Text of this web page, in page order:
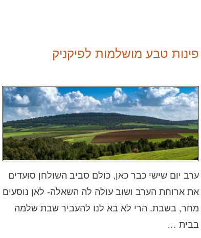
פינות טבע מושלמות לפיקניק
ערב יום שישי כבר כאן, כולם סביב השולחן סועדים
את ארוחת הערב ושוב עולה לה השאלה- לאן נוסעים
מחר, בשבת. הרי לא בא לנו להעביר שבת שלמה
בבית …